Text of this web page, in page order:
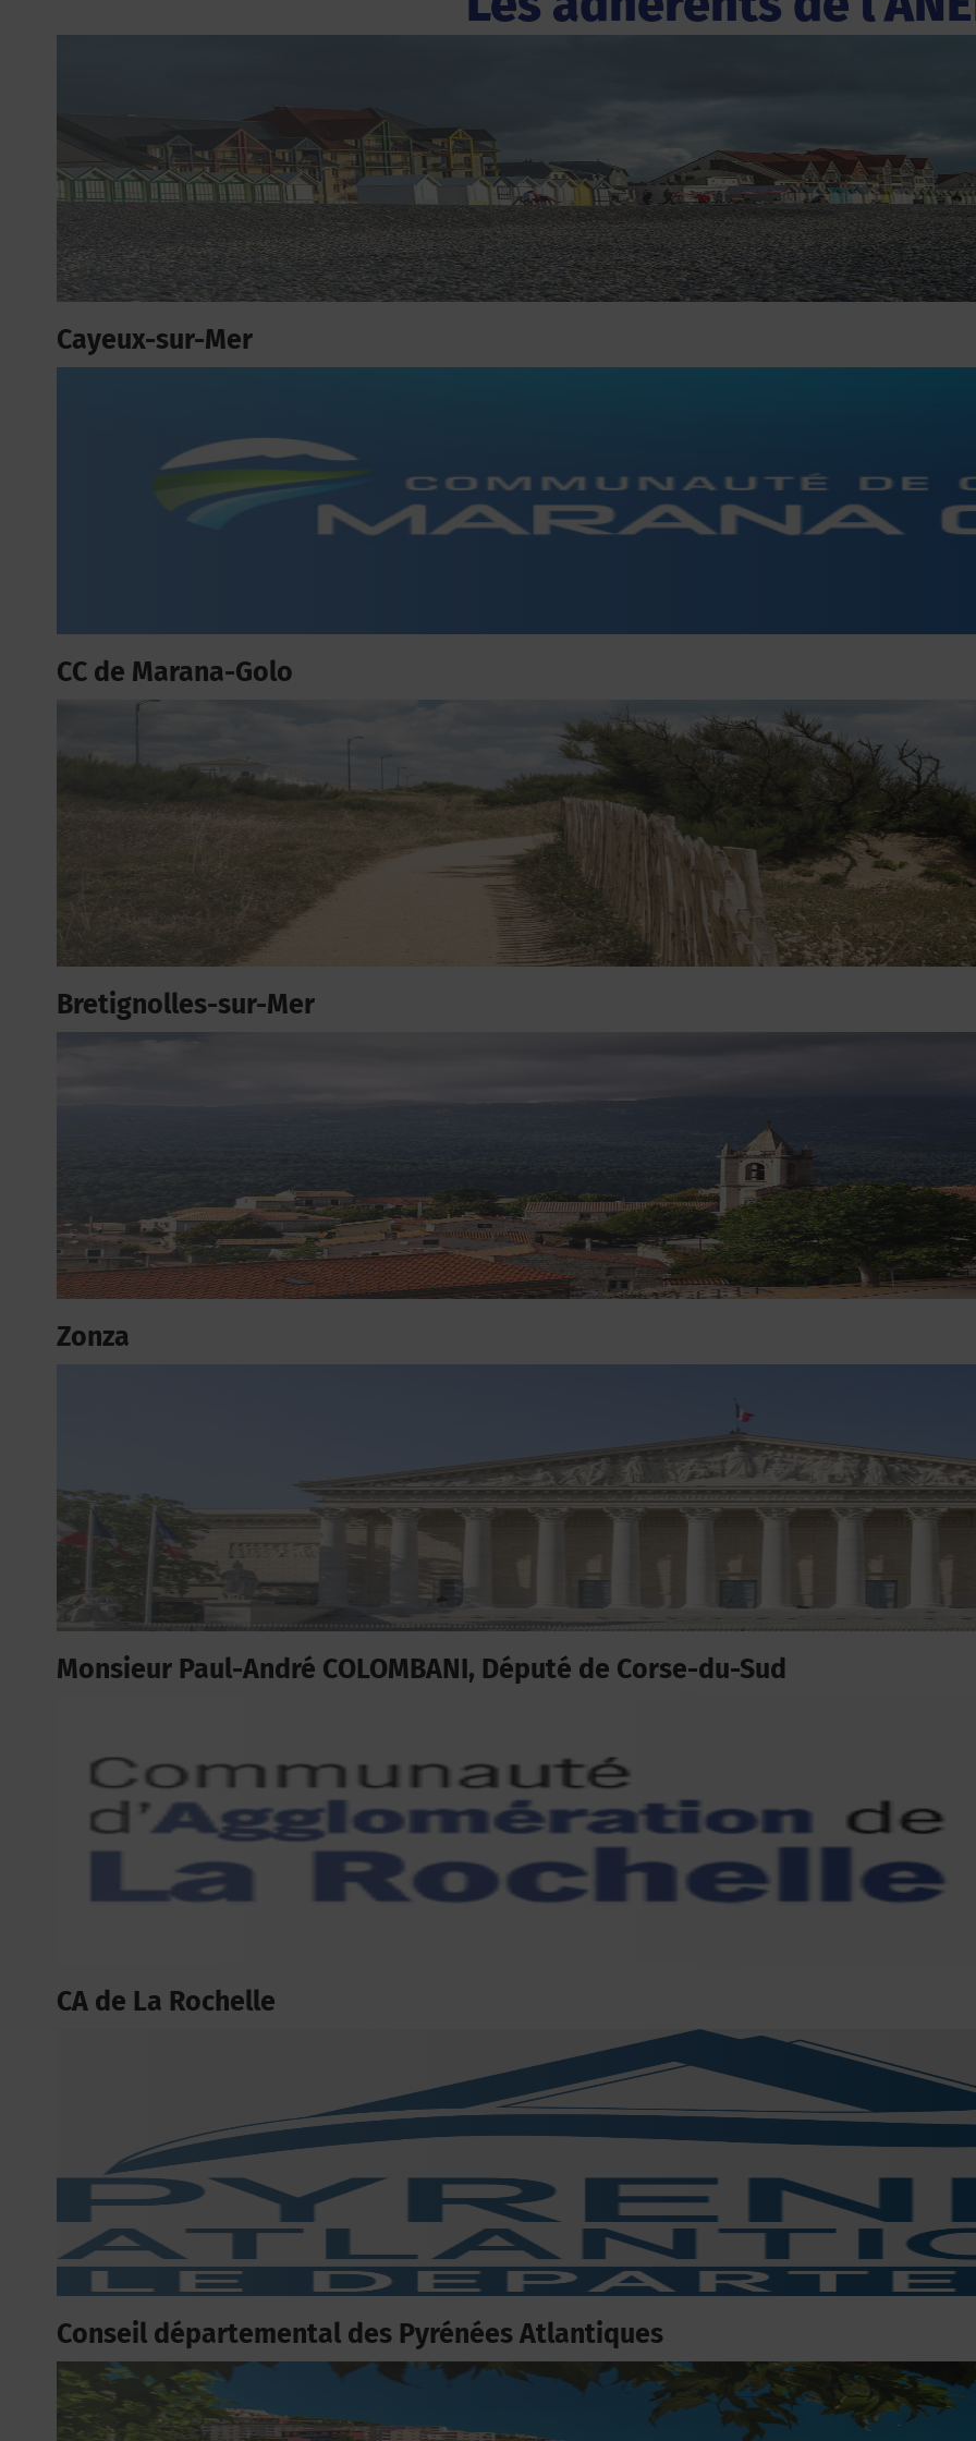
Cayeux-sur-Mer
CC de Marana-Golo
Bretignolles-sur-Mer
Zonza
Monsieur Paul-André COLOMBANI, Député de Corse-du-Sud
CA de La Rochelle
Conseil départemental des Pyrénées Atlantiques